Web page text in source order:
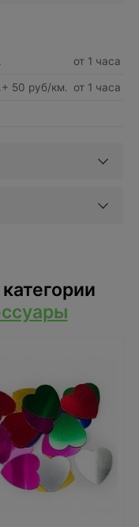
от 1 часа
50 руб/км. от 1 часа